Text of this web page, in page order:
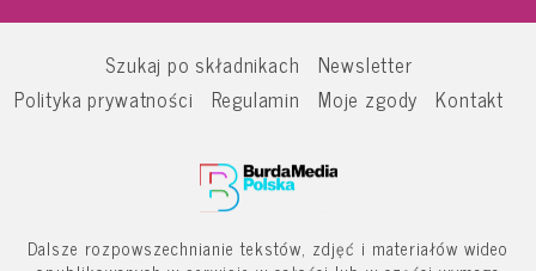
Szukaj po składnikach
Newsletter
Polityka prywatności
Regulamin Moje zgody Kontakt
Dalsze rozpowszechnianie tekstów, zdjęć i materiałów wideo